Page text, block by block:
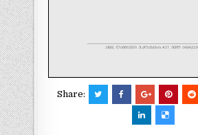
Share: